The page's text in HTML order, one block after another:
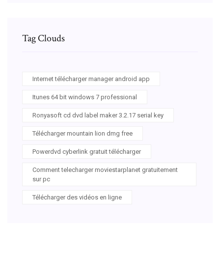
Tag Clouds
Internet télécharger manager android app
Itunes 64 bit windows 7 professional
Ronyasoft cd dvd label maker 3.2.17 serial key
Télécharger mountain lion dmg free
Powerdvd cyberlink gratuit télécharger
Comment telecharger moviestarplanet gratuitement
sur pc
Télécharger des vidéos en ligne